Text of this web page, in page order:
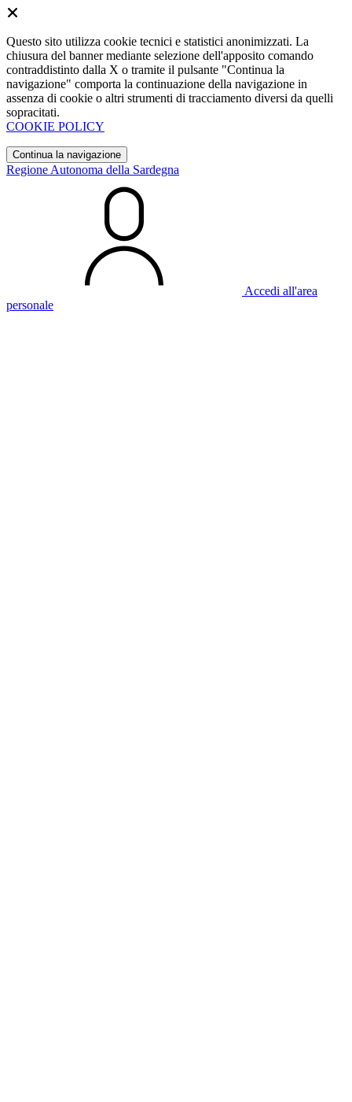
Questo sito utilizza cookie tecnici e statistici anonimizzati. La
chiusura del banner mediante selezione dell'apposito comando
contraddistinto dalla X o tramite il pulsante "Continua la
navigazione" comporta la continuazione della navigazione in
assenza di cookie o altri strumenti di tracciamento diversi da quelli
sopracitati.
COOKIE POLICY
Continua la navigazione
Regione Autonoma della Sardegna
Accedi all'area
personale